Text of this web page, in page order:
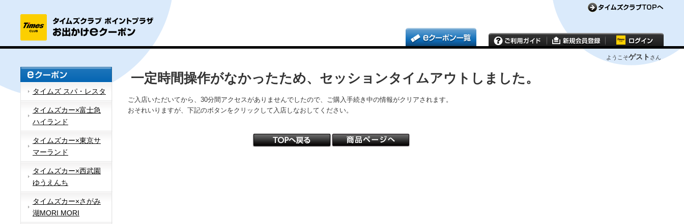
ようこそゲスト さん
タイムズ スパ・レスタ
タイムズカー×富士急
ハイランド
タイムズカー×東京サ
マーランド
タイムズカー×西武園
ゆうえんち
タイムズカー×さがみ
湖MORI MORI
一定時間操作がなかったため、セッションタイムアウトしました。
ご入店いただいてから、30分間アクセスがありませんでしたので、ご購入手続き中の情報がクリアされます。
おそれいりますが、下記のボタンをクリックして入店しなおしてください。